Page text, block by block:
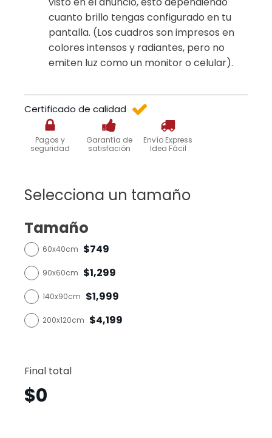
cuanto brillo tengas configurado en tu
pantalla. (Los cuadros son impresos en
colores intensos y radiantes, pero no
emiten luz como un monitor o celular).
Certificado de calidad
Pagos y
seguridad
Garantía de
satisfación
Envío Express
Idea Fácil
Selecciona un tamaño
Tamaño
60x40cm $749
90x60cm $1,299
140x90cm $1,999
200x120cm $4,199
Final total
$0